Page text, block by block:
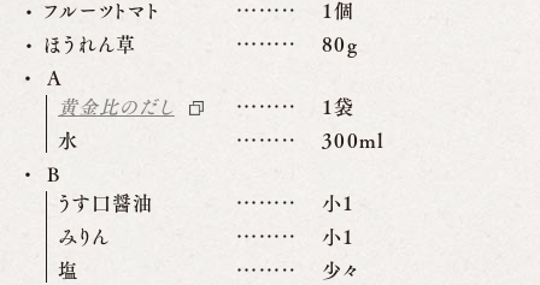
フルーツトマト
1個
ほうれん草
80g
A
黄金比のだし
1袋
水
300ml
B
うす口醤油
小1
みりん
小1
塩
少々